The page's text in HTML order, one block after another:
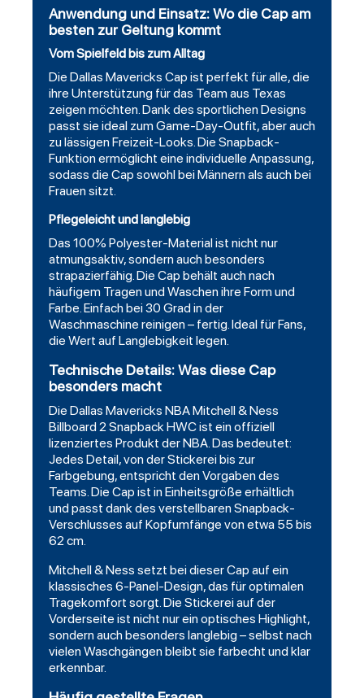
Anwendung und Einsatz: Wo die Cap am
besten zur Geltung kommt
Vom Spielfeld bis zum Alltag
Die Dallas Mavericks Cap ist perfekt für alle, die
ihre Unterstützung für das Team aus Texas
zeigen möchten. Dank des sportlichen Designs
passt sie ideal zum Game-Day-Outfit, aber auch
zu lässigen Freizeit-Looks. Die Snapback-
Funktion ermöglicht eine individuelle Anpassung,
sodass die Cap sowohl bei Männern als auch bei
Frauen sitzt.
Pflegeleicht und langlebig
Das 100% Polyester-Material ist nicht nur
atmungsaktiv, sondern auch besonders
strapazierfähig. Die Cap behält auch nach
häufigem Tragen und Waschen ihre Form und
Farbe. Einfach bei 30 Grad in der
Waschmaschine reinigen – fertig. Ideal für Fans,
die Wert auf Langlebigkeit legen.
Technische Details: Was diese Cap
besonders macht
Die Dallas Mavericks NBA Mitchell & Ness
Billboard 2 Snapback HWC ist ein offiziell
lizenziertes Produkt der NBA. Das bedeutet:
Jedes Detail, von der Stickerei bis zur
Farbgebung, entspricht den Vorgaben des
Teams. Die Cap ist in Einheitsgröße erhältlich
und passt dank des verstellbaren Snapback-
Verschlusses auf Kopfumfänge von etwa 55 bis
62 cm.
Mitchell & Ness setzt bei dieser Cap auf ein
klassisches 6-Panel-Design, das für optimalen
Tragekomfort sorgt. Die Stickerei auf der
Vorderseite ist nicht nur ein optisches Highlight,
sondern auch besonders langlebig – selbst nach
vielen Waschgängen bleibt sie farbecht und klar
erkennbar.